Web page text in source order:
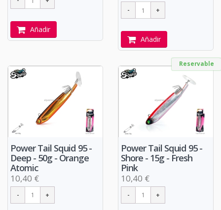
Añadir
Añadir
Power Tail Squid 95 -
Deep - 50g - Orange
Atomic
10,40 €
Reservable
Power Tail Squid 95 -
Shore - 15g - Fresh
Pink
10,40 €